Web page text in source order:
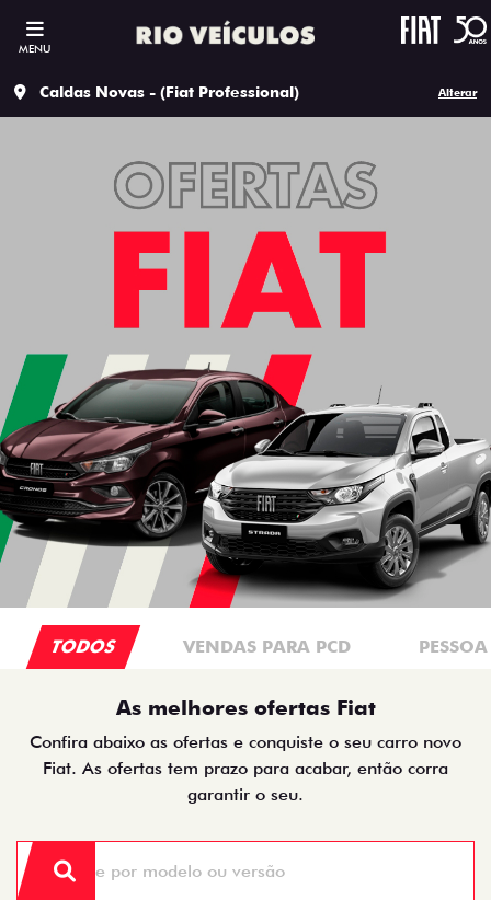
MENU
Caldas Novas - (Fiat Professional) Alterar
TODOS VENDAS PARA PCD
As melhores ofertas Fiat
Confira abaixo as ofertas e conquiste o seu carro novo
Fiat. As ofertas tem prazo para acabar, então corra
garantir o seu.